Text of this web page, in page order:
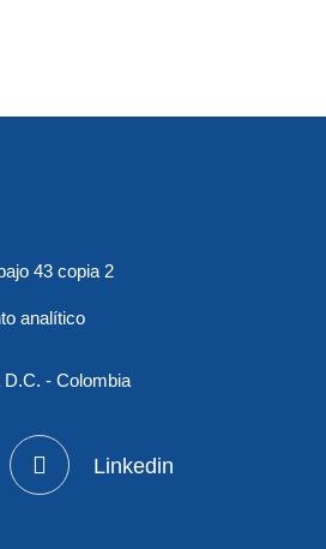
analítico
- Colombia
Linkedin